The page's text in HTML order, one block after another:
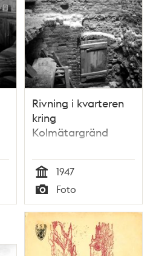
Rivning i kvarteren
kring
Kolmätargränd
Tid
1947
Typ
Foto